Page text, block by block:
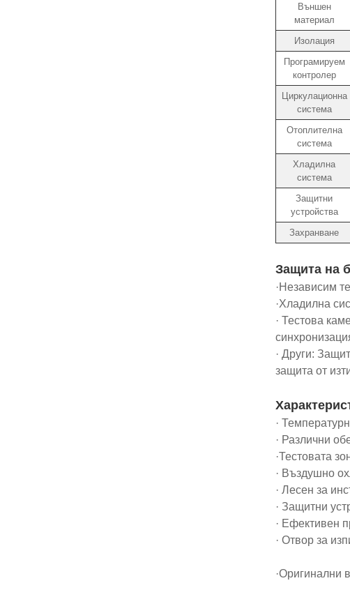
Външен
материал
Изолация
Програмируем
контролер
Циркулационна
система
Отоплителна
система
Хладилна
система
Защитни
устройства
Захранване
Защита на
·Независим
·Хладилна
· Тестова
· Други:
защита от
·
· Различни
·Тестовата
· Въздушно
· Лесен за
· Защитни
· Ефективен
· Отвор за
·Оригинални